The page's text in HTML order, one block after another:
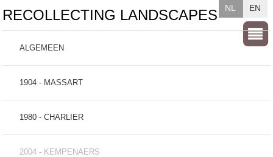
EN
NL
RECOLLECTING LANDSCAPES
ALGEMEEN
1904 - MASSART
1980 - CHARLIER
2004 - KEMPENAERS